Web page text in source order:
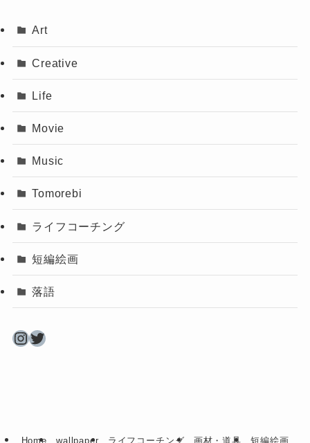
Art
Creative
Life
Movie
Music
Tomorebi
ライフコーチング
短編絵画
落語
Instagram
Twitter
Home wallpaper ライフコーチング 画材・道具 短編絵画